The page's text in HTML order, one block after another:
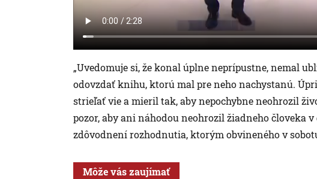
„Uvedomuje si, že konal úplne neprípustne, nemal
odovzdať knihu, ktorú mal pre neho nachystanú.
strieľať vie a mieril tak, aby nepochybne neohrozil
pozor, aby ani náhodou neohrozil žiadneho človeka
zdôvodnení rozhodnutia, ktorým obvineného v
Môže vás zaujímať